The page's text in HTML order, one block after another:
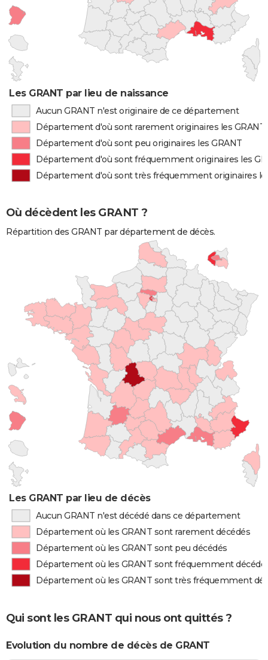
Les GRANT par lieu de naissance
Aucun GRANT n'est originaire de ce département
Département d'où sont rarement originaires les GRANT
Département d'où sont peu originaires les GRANT
Département d'où sont fréquemment originaires les
Département d'où sont très fréquemment originaires
Où décèdent les GRANT ?
Répartition des GRANT par département de décès.
Les GRANT par lieu de décès
Aucun GRANT n'est décédé dans ce département
Département où les GRANT sont rarement décédés
Département où les GRANT sont peu décédés
Département où les GRANT sont fréquemment
Département où les GRANT sont très fréquemment
Qui sont les GRANT qui nous ont quittés ?
Evolution du nombre de décès de GRANT